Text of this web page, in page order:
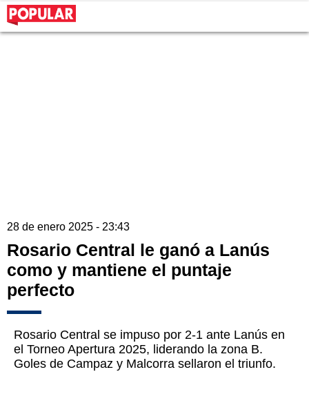
28 de enero 2025 - 23:43
Rosario Central le ganó a Lanús
como y mantiene el puntaje
perfecto
Rosario Central se impuso por 2-1 ante Lanús en
el Torneo Apertura 2025, liderando la zona B.
Goles de Campaz y Malcorra sellaron el triunfo.